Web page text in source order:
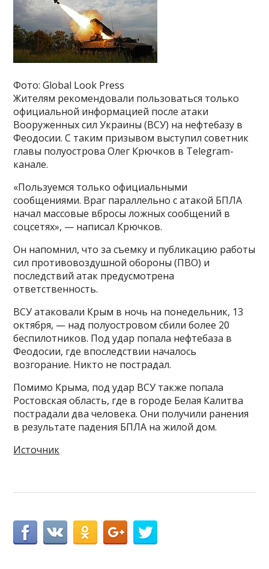
Фото: Global Look Press
Жителям рекомендовали пользоваться только
официальной информацией после атаки
Вооруженных сил Украины (ВСУ) на нефтебазу в
Феодосии. С таким призывом выступил советник
главы полуострова Олег Крючков в Telegram-
канале.
«Пользуемся только официальными
сообщениями. Враг параллельно с атакой БПЛА
начал массовые вбросы ложных сообщений в
соцсетях», — написал Крючков.
Он напомнил, что за съемку и публикацию работы
сил противовоздушной обороны (ПВО) и
последствий атак предусмотрена
ответственность.
ВСУ атаковали Крым в ночь на понедельник, 13
октября, — над полуостровом сбили более 20
беспилотников. Под удар попала нефтебаза в
Феодосии, где впоследствии началось
возгорание. Никто не пострадал.
Помимо Крыма, под удар ВСУ также попала
Ростовская область, где в городе Белая Калитва
пострадали два человека. Они получили ранения
в результате падения БПЛА на жилой дом.
Источник